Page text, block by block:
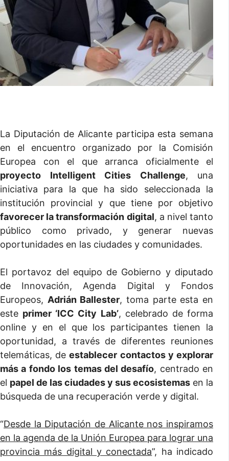
La Diputación de Alicante participa esta semana
en el encuentro organizado por la Comisión
Europea con el que arranca oficialmente el
proyecto Intelligent Cities Challenge, una
iniciativa para la que ha sido seleccionada la
institución provincial y que tiene por objetivo
favorecer la transformación digital, a nivel tanto
público como privado, y generar nuevas
oportunidades en las ciudades y comunidades.
El portavoz del equipo de Gobierno y diputado
de Innovación, Agenda Digital y Fondos
Europeos, Adrián Ballester, toma parte esta en
este primer ‘ICC City Lab’, celebrado de forma
online y en el que los participantes tienen la
oportunidad, a través de diferentes reuniones
telemáticas, deestablecer contactos y explorar
más a fondo los temas del desafío, centrado en
el papel de las ciudades y sus ecosistemas en la
búsqueda de una recuperación verde y digital.
“Desde la Diputación de Alicante nos inspiramos
en la agenda de la Unión Europea para lograr una
provincia más digital y conectada”, ha indicado